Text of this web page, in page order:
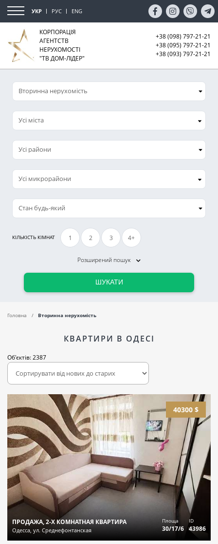
УКР РУС ENG
КОРПОРАЦІЯ
АГЕНТСТВ
НЕРУХОМОСТІ
"ТВ ДОМ-ЛІДЕР"
+38 (098) 797-21-21
+38 (095) 797-21-21
+38 (093) 797-21-21
Усі міста
Усі микрорайони
КІЛЬКІСТЬ КІМНАТ 1 2 3 4+
Розширений пошук
ШУКАТИ
Головна Вторинна нерухомість
КВАРТИРИ В ОДЕСІ
Об'єктів: 2387
40300 $
ПРОДАЖА, 2-Х КОМНАТНАЯ КВАРТИРА
Одесса, ул. Среднефонтанская
Площа
30/17/6
ID
43986